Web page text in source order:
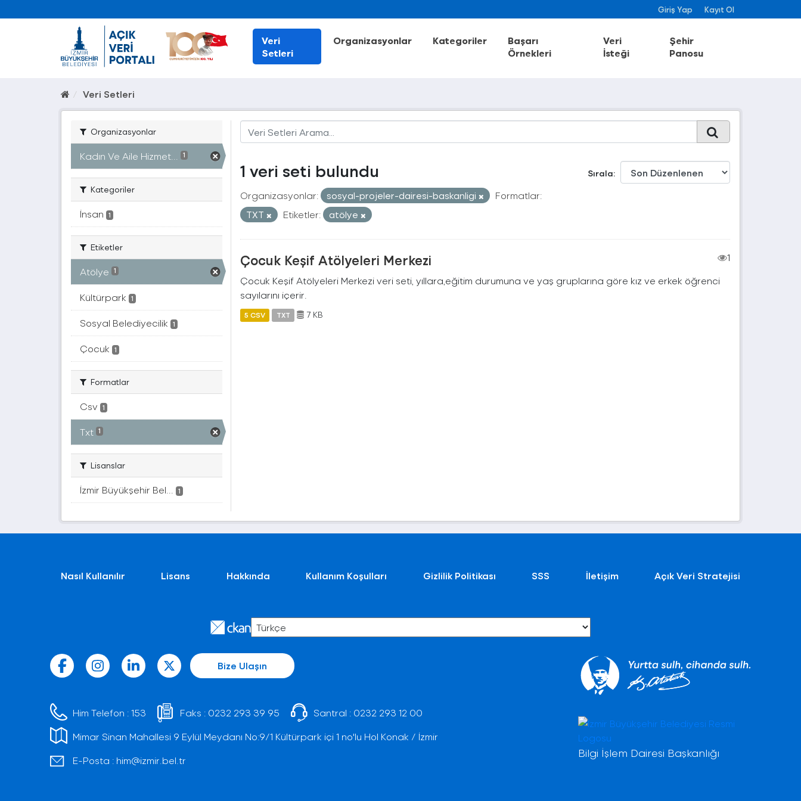
Giriş Yap Kayıt Ol
Veri
Setleri
Organizasyonlar Kategoriler
Başarı
Örnekleri
Veri
İsteği
Şehir
Panosu
Veri Setleri
Organizasyonlar
Kadın Ve Aile Hizmet... 1
Kategoriler
İnsan 1
Etiketler
Atölye 1
Kültürpark 1
Sosyal Belediyecilik 1
Çocuk 1
Formatlar
Csv 1
Txt 1
Lisanslar
İzmir Büyükşehir Bel... 1
Sırala
1 veri seti bulundu
Organizasyonlar: sosyal-projeler-dairesi-baskanligi
Formatlar:
TXT
Etiketler: atölye
Çocuk Keşif Atölyeleri Merkezi
1
Çocuk Keşif Atölyeleri Merkezi veri seti, yıllara,eğitim durumuna ve yaş gruplarına göre kız ve erkek öğrenci
sayılarını içerir.
5 CSV TXT 7 KB
Nasıl Kullanılır Lisans Hakkında Kullanım Koşulları Gizlilik Politikası SSS İletişim Açık Veri Stratejisi
Bize Ulaşın
Him Telefon :153 Faks : 0232 293 39 95 Santral : 0232 293 12 00
Mimar Sinan Mahallesi 9 Eylül Meydanı No:9/1 Kültürpark içi 1 no'lu Hol Konak / İzmir
E-Posta : him@izmir.bel.tr
Bilgi İşlem Dairesi Başkanlığı